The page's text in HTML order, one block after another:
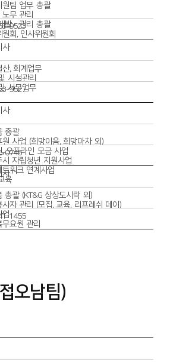
원팀 업무 총괄
무 관리
발·관리 총괄
회, 인사위원회
9523
사
, 회계업무
시설관리
서무업무
9527
사
총괄
원 사업 (희망이음, 희망마차 외)
, 오프라인 모금 사업
시 자립청년 지원사업
트워크 연계사업
육
0748
사
총괄 (KT&G 상상도시락 외)
사자 관리 (모집, 교육, 리프레쉬 데이)
업
요원 관리
1455
오남팀)